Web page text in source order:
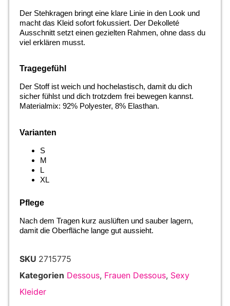
Der Stehkragen bringt eine klare Linie in den Look und
macht das Kleid sofort fokussiert. Der Dekolleté
Ausschnitt setzt einen gezielten Rahmen, ohne dass du
viel erklären musst.
Tragegefühl
Der Stoff ist weich und hochelastisch, damit du dich
sicher fühlst und dich trotzdem frei bewegen kannst.
Materialmix: 92% Polyester, 8% Elasthan.
Varianten
S
M
L
XL
Pflege
Nach dem Tragen kurz auslüften und sauber lagern,
damit die Oberfläche lange gut aussieht.
SKU 2715775
Kategorien Dessous, Frauen Dessous, Sexy
Kleider